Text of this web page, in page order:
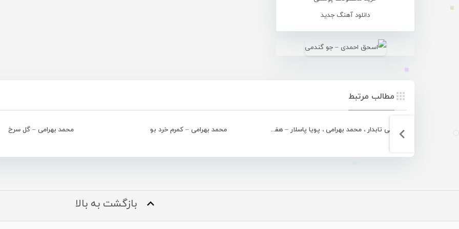
دانلود آهنگ جدید
مطالب مرتبط
مجتبی تابدار ، محمد بهرامی ، پویا پاسلار – هفته هرمزگان محمد بهرامی – کمرم خرد بو محمد بهرامی – گل سرخ
بازگشت به بالا